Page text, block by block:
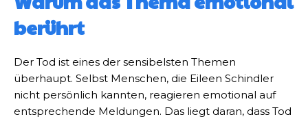
berührt
Der Tod ist eines der sensibelsten Themen
überhaupt. Selbst Menschen, die Eileen Schindler
nicht persönlich kannten, reagieren emotional auf
entsprechende Meldungen. Das liegt daran, dass Tod